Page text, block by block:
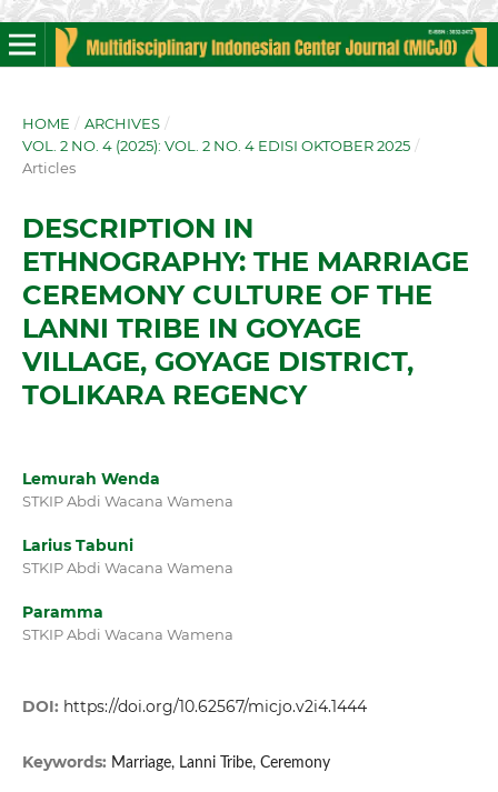
HOME / ARCHIVES /
VOL. 2 NO. 4 (2025): VOL. 2 NO. 4 EDISI OKTOBER 2025 /
Articles
DESCRIPTION IN
ETHNOGRAPHY: THE MARRIAGE
CEREMONY CULTURE OF THE
LANNI TRIBE IN GOYAGE
VILLAGE, GOYAGE DISTRICT,
TOLIKARA REGENCY
Lemurah Wenda
STKIP Abdi Wacana Wamena
Larius Tabuni
STKIP Abdi Wacana Wamena
Paramma
STKIP Abdi Wacana Wamena
DOI: https://doi.org/10.62567/micjo.v2i4.1444
Keywords: Marriage, Lanni Tribe, Ceremony